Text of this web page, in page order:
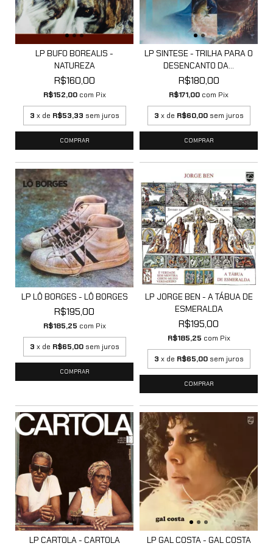
LP BUFO BOREALIS -
NATUREZA
R$160,00
R$152,00 com Pix
3 x de R$53,33 sem juros
LP SINTESE - TRILHA PARA O
DESENCANTO DA...
R$180,00
R$171,00 com Pix
3 x de R$60,00 sem juros
LP LÔ BORGES - LÔ BORGES
R$195,00
R$185,25 com Pix
3 x de R$65,00 sem juros
LP JORGE BEN - A TÁBUA DE
ESMERALDA
R$195,00
R$185,25 com Pix
3 x de R$65,00 sem juros
LP CARTOLA - CARTOLA
LP GAL COSTA - GAL COSTA